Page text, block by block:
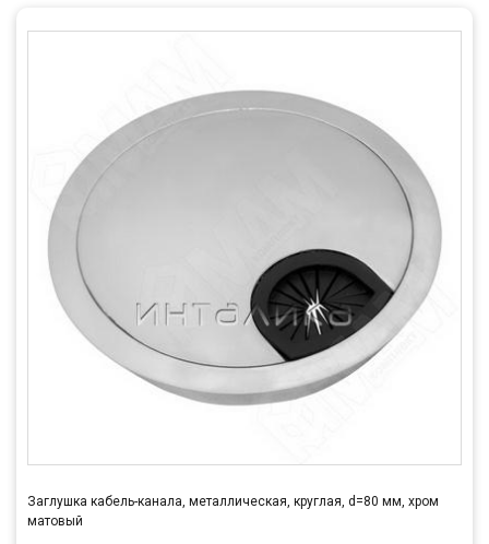
Заглушка кабель-канала, металлическая, круглая, d=80 мм, хром
матовый